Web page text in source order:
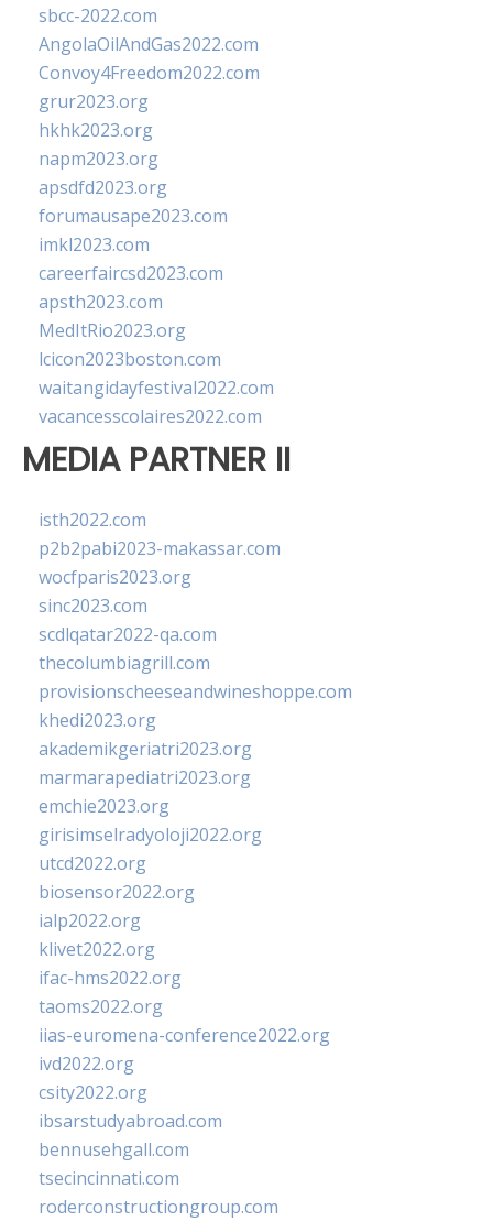
sbcc-2022.com
AngolaOilAndGas2022.com
Convoy4Freedom2022.com
grur2023.org
hkhk2023.org
napm2023.org
apsdfd2023.org
forumausape2023.com
imkl2023.com
careerfaircsd2023.com
apsth2023.com
MedItRio2023.org
lcicon2023boston.com
waitangidayfestival2022.com
vacancesscolaires2022.com
MEDIA PARTNER II
isth2022.com
p2b2pabi2023-makassar.com
wocfparis2023.org
sinc2023.com
scdlqatar2022-qa.com
thecolumbiagrill.com
provisionscheeseandwineshoppe.com
khedi2023.org
akademikgeriatri2023.org
marmarapediatri2023.org
emchie2023.org
girisimselradyoloji2022.org
utcd2022.org
biosensor2022.org
ialp2022.org
klivet2022.org
ifac-hms2022.org
taoms2022.org
iias-euromena-conference2022.org
ivd2022.org
csity2022.org
ibsarstudyabroad.com
bennusehgall.com
tsecincinnati.com
roderconstructiongroup.com